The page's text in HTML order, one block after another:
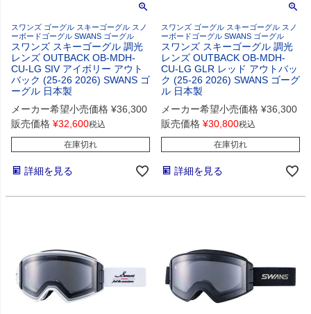
スワンズ ゴーグル スキーゴーグル スノ
ーボードゴーグル SWANS ゴーグル
スワンズ スキーゴーグル 調光
レンズ OUTBACK OB-MDH-
CU-LG SIV アイボリー アウト
バック (25-26 2026) SWANS ゴ
ーグル 日本製
メーカー希望小売価格 ¥36,300
販売価格 ¥32,600税込
在庫切れ
詳細を見る
スワンズ ゴーグル スキーゴーグル スノ
ーボードゴーグル SWANS ゴーグル
スワンズ スキーゴーグル 調光
レンズ OUTBACK OB-MDH-
CU-LG GLR レッド アウトバッ
ク (25-26 2026) SWANS ゴーグ
ル 日本製
メーカー希望小売価格 ¥36,300
販売価格 ¥30,800税込
在庫切れ
詳細を見る